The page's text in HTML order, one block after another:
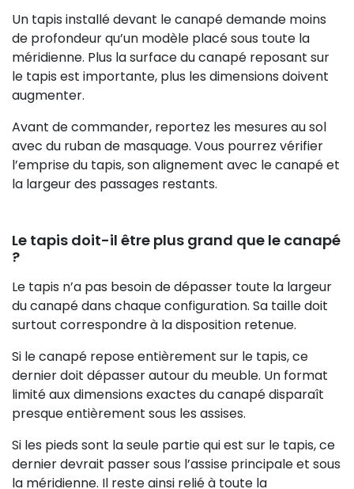
Un tapis installé devant le canapé demande moins
de profondeur qu’un modèle placé sous toute la
méridienne. Plus la surface du canapé reposant sur
le tapis est importante, plus les dimensions doivent
augmenter.
Avant de commander, reportez les mesures au sol
avec du ruban de masquage. Vous pourrez vérifier
l’emprise du tapis, son alignement avec le canapé et
la largeur des passages restants.
Le tapis doit-il être plus grand que le canapé
?
Le tapis n’a pas besoin de dépasser toute la largeur
du canapé dans chaque configuration. Sa taille doit
surtout correspondre à la disposition retenue.
Si le canapé repose entièrement sur le tapis, ce
dernier doit dépasser autour du meuble. Un format
limité aux dimensions exactes du canapé disparaît
presque entièrement sous les assises.
Si les pieds sont la seule partie qui est sur le tapis, ce
dernier devrait passer sous l’assise principale et sous
la méridienne. Il reste ainsi relié à toute la